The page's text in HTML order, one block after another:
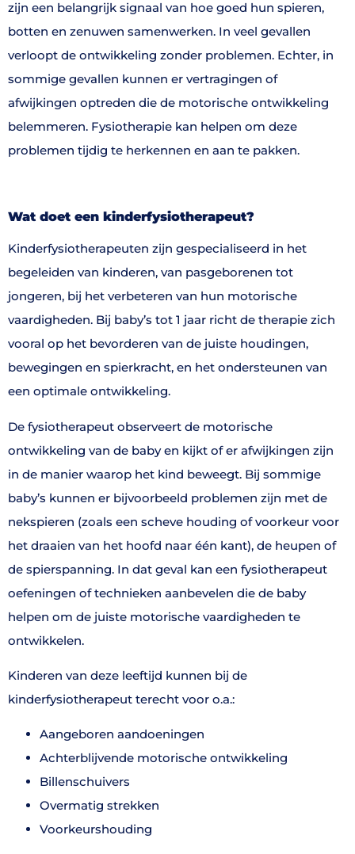
zijn een belangrijk signaal van hoe goed hun spieren,
botten en zenuwen samenwerken. In veel gevallen
verloopt de ontwikkeling zonder problemen. Echter, in
sommige gevallen kunnen er vertragingen of
afwijkingen optreden die de motorische ontwikkeling
belemmeren. Fysiotherapie kan helpen om deze
problemen tijdig te herkennen en aan te pakken.
Wat doet een kinderfysiotherapeut?
Kinderfysiotherapeuten zijn gespecialiseerd in het
begeleiden van kinderen, van pasgeborenen tot
jongeren, bij het verbeteren van hun motorische
vaardigheden. Bij baby’s tot 1 jaar richt de therapie zich
vooral op het bevorderen van de juiste houdingen,
bewegingen en spierkracht, en het ondersteunen van
een optimale ontwikkeling.
De fysiotherapeut observeert de motorische
ontwikkeling van de baby en kijkt of er afwijkingen zijn
in de manier waarop het kind beweegt. Bij sommige
baby’s kunnen er bijvoorbeeld problemen zijn met de
nekspieren (zoals een scheve houding of voorkeur voor
het draaien van het hoofd naar één kant), de heupen of
de spierspanning. In dat geval kan een fysiotherapeut
oefeningen of technieken aanbevelen die de baby
helpen om de juiste motorische vaardigheden te
ontwikkelen.
Kinderen van deze leeftijd kunnen bij de
kinderfysiotherapeut terecht voor o.a.:
Aangeboren aandoeningen
Achterblijvende motorische ontwikkeling
Billenschuivers
Overmatig strekken
Voorkeurshouding